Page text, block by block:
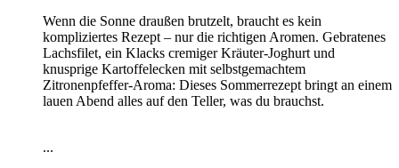
Wenn die Sonne draußen brutzelt, braucht es kein
kompliziertes Rezept – nur die richtigen Aromen. Gebratenes
Lachsfilet, ein Klacks cremiger Kräuter-Joghurt und
knusprige Kartoffelecken mit selbstgemachtem
Zitronenpfeffer-Aroma: Dieses Sommerrezept bringt an einem
lauen Abend alles auf den Teller, was du brauchst.
...